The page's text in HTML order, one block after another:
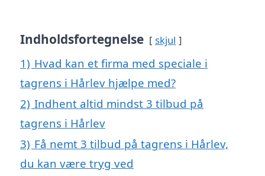
Indholdsfortegnelse skjul
1) Hvad kan et firma med speciale i
tagrens i Hårlev hjælpe med?
2) Indhent altid mindst 3 tilbud på
tagrens i Hårlev
3) Få nemt 3 tilbud på tagrens i Hårlev,
du kan være tryg ved